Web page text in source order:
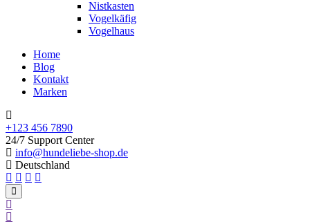
Nistkasten
Vogelkäfig
Vogelhaus
Home
Blog
Kontakt
Marken
+123 456 7890
24/7 Support Center
info@hundeliebe-shop.de
Deutschland